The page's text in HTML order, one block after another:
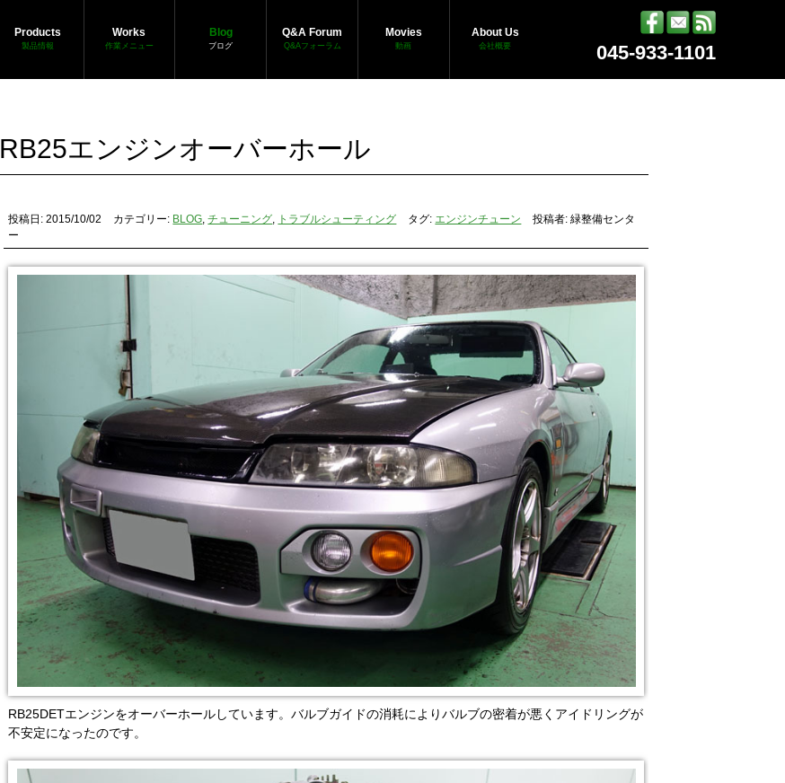
Products
製品情報
Works
作業メニュー
Blog
ブログ
Q&A Forum
Q&Aフォーラム
Movies
動画
About Us
会社概要 045-933-1101
RB25エンジンオーバーホール
投稿日: 2015/10/02 カテゴリー: BLOG,チューニング, トラブルシューティング タグ: エンジンチューン
投稿者: 緑整備センタ
ー
RB25DETエンジンをオーバーホールしています。バルブガイドの消耗によりバルブの密着が悪くアイドリングが
不安定になったのです。